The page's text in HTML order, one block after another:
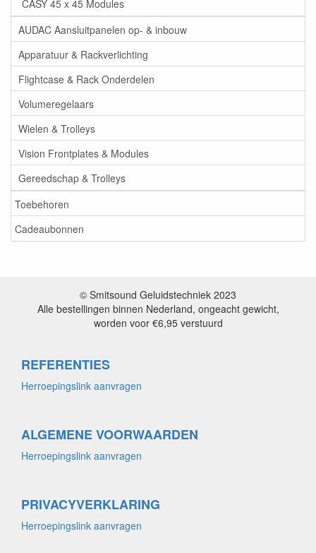
CASY 45 x 45 Modules
AUDAC Aansluitpanelen op- & inbouw
Apparatuur & Rackverlichting
Flightcase & Rack Onderdelen
Volumeregelaars
Wielen & Trolleys
Vision Frontplates & Modules
Gereedschap & Trolleys
Toebehoren
Cadeaubonnen
© Smitsound Geluidstechniek 2023
Alle bestellingen binnen Nederland, ongeacht gewicht,
worden voor €6,95 verstuurd
REFERENTIES
Herroepingslink aanvragen
ALGEMENE VOORWAARDEN
Herroepingslink aanvragen
PRIVACYVERKLARING
Herroepingslink aanvragen